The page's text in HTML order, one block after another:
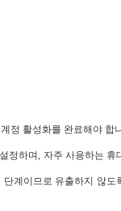
정 활성화를 완료해야 합
정하며, 자주 사용하는 휴
계이므로 유출하지 않도